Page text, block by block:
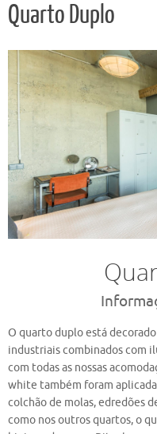
Quarto Duplo
O quarto duplo está
industriais combinados com
com todas as nossas
white também foram
colchão de molas, edredões
como nos outros quartos, o